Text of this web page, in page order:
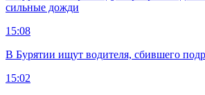
сильные дожди
15:08
В Бурятии ищут водителя, сбившего
15:02